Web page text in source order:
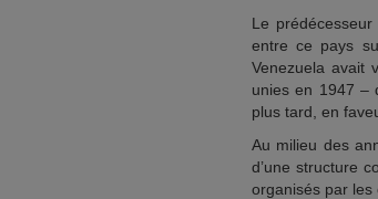
Le
entre ce pays
Venezuela avait
unies en 1947 –
plus tard, en
Au milieu des
d’une structure
organisés par les